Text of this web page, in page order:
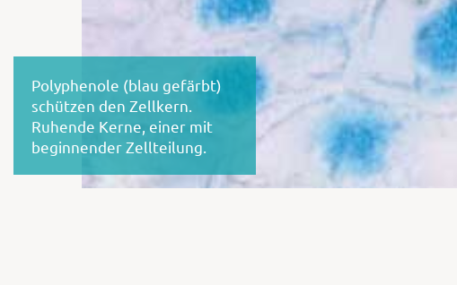
Polyphenole (blau gefärbt)
schützen den Zellkern.
Ruhende Kerne, einer mit
beginnender Zellteilung.